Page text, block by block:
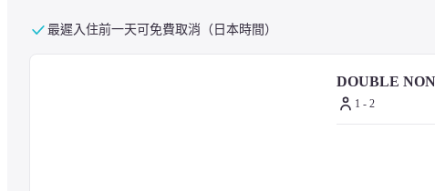
烏城公園 - 2.3 公里
最遲入住前一天可免費取消（日本時間）
DOUBLE
1 - 2